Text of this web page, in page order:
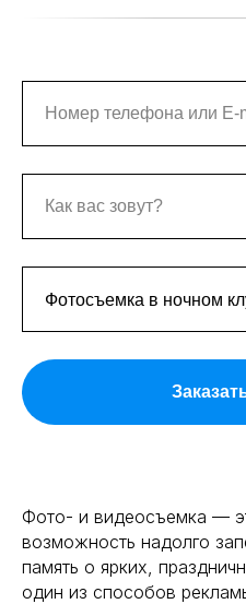
Фото- и видеосъемка —
возможность надолго
память о ярких,
один из способов